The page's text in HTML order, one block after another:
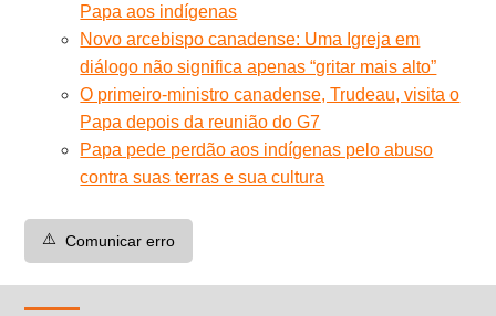
Papa aos indígenas
Novo arcebispo canadense: Uma Igreja em
diálogo não significa apenas “gritar mais alto”
O primeiro-ministro canadense, Trudeau, visita o
Papa depois da reunião do G7
Papa pede perdão aos indígenas pelo abuso
contra suas terras e sua cultura
⚠️ Comunicar erro